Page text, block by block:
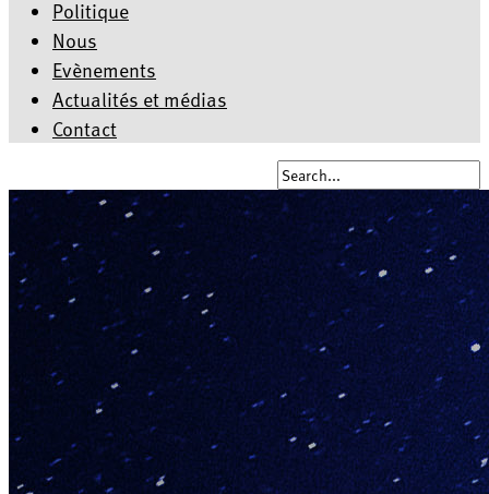
Politique
Nous
Evènements
Actualités et médias
Contact